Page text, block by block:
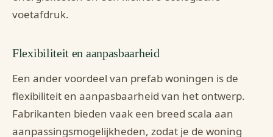
voetafdruk.
Flexibiliteit en aanpasbaarheid
Een ander voordeel van prefab woningen is de
flexibiliteit en aanpasbaarheid van het ontwerp.
Fabrikanten bieden vaak een breed scala aan
aanpassingsmogelijkheden, zodat je de woning